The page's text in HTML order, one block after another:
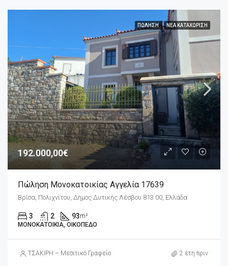
ΠΏΛΗΣΗ ΝΈΑ ΚΑΤΑΧΏΡΙΣΗ
192.000,00€
Πώληση Μονοκατοικίας Αγγελία 17639
Βρίσα, Πολιχνίτου, Δήμος Δυτικής Λέσβου 813 00, Ελλάδα
3 2 93m²
ΜΟΝΟΚΑΤΟΙΚΊΑ, ΟΙΚΌΠΕΔΟ
ΤΣΑΚΙΡΗ – Μεσιτικό Γραφείο 2 έτη πριν